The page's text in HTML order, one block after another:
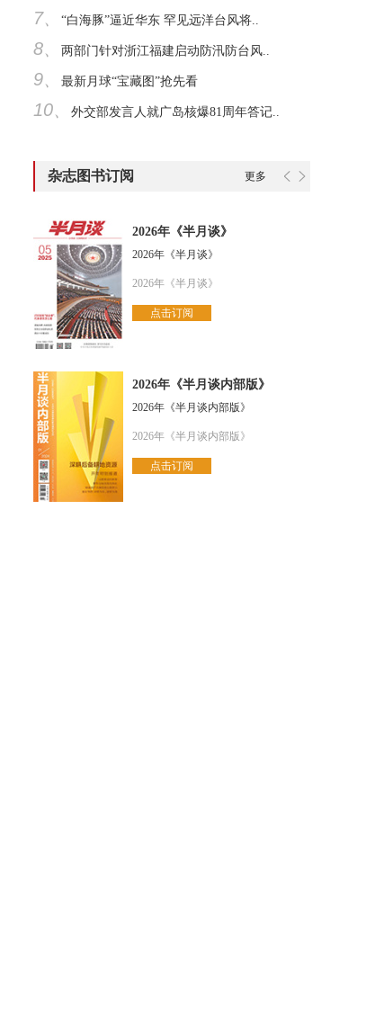
7、 “白海豚”逼近华东 罕见远洋台风将..
8、 两部门针对浙江福建启动防汛防台风..
9、 最新月球“宝藏图”抢先看
10、 外交部发言人就广岛核爆81周年答记..
杂志图书订阅 更多
2026年《半月谈》
2026年《半月谈》
2026年《半月谈》
点击订阅
2026年《半月谈内部版》
2026年《半月谈内部版》
2026年《半月谈内部版》
点击订阅